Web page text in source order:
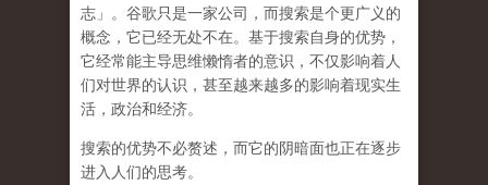
志」。谷歌只是一家公司，而搜索是个更广义的
概念，它已经无处不在。基于搜索自身的优势，
它经常能主导思维懒惰者的意识，不仅影响着人
们对世界的认识， 甚至越来越多的影响着现实生
活，政治和经济。
搜索的优势不必赘述，而它的阴暗面也正在逐步
进入人们的思考。